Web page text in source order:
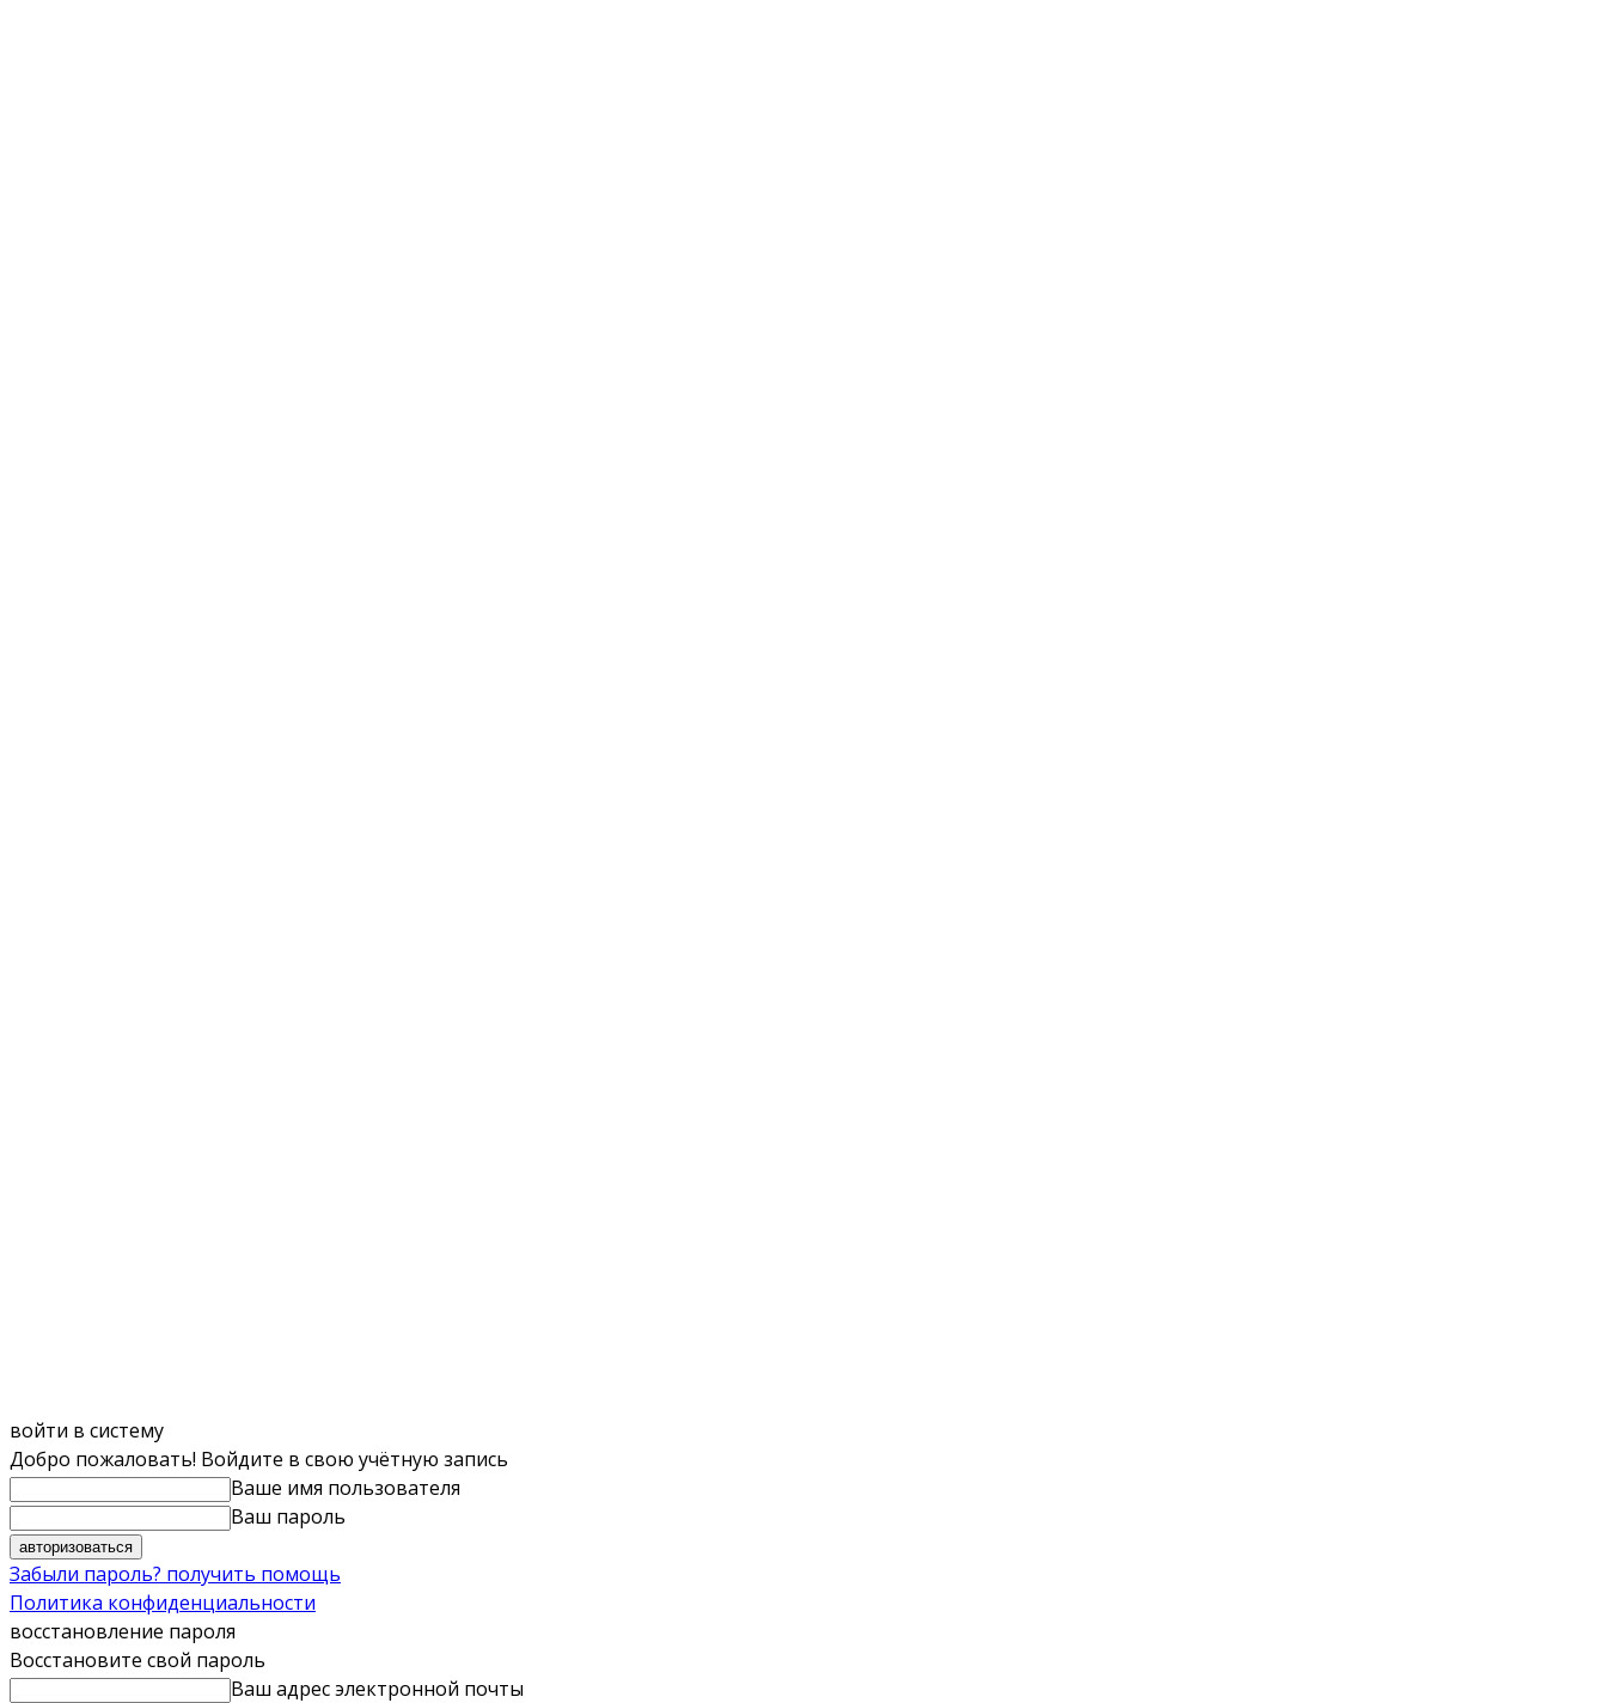
войти в систему
Добро пожаловать! Войдите в свою учётную запись
Ваше имя пользователя
Ваш пароль
Забыли пароль? получить помощь
Политика конфиденциальности
восстановление пароля
Восстановите свой пароль
Ваш адрес электронной почты